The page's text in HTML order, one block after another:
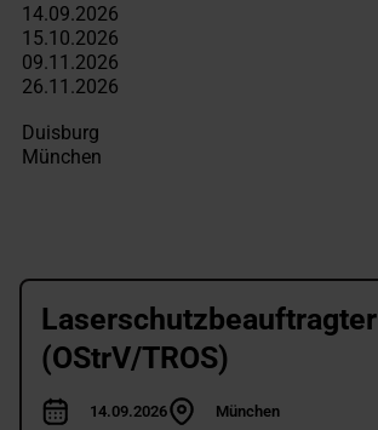
Laserschutzbeauftragter
(OStrV/TROS)
14.09.2026 München